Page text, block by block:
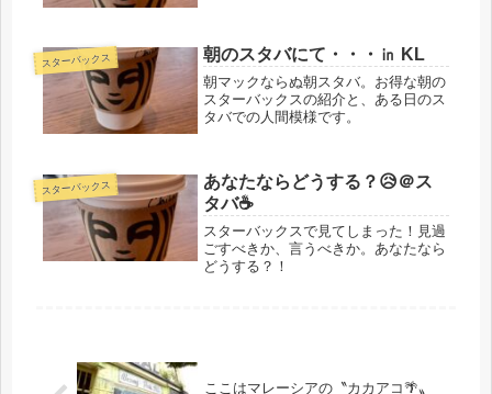
スターバックス 朝のスタバにて・・・㏌ KL
朝マックならぬ朝スタバ。お得な朝の
スターバックスの紹介と、ある日のス
タバでの人間模様です。
スターバックス
あなたならどうする？😥＠ス
タバ☕
スターバックスで見てしまった！見過
ごすべきか、言うべきか。あなたなら
どうする？！
ここはマレーシアの〝カカアコ🌴〟